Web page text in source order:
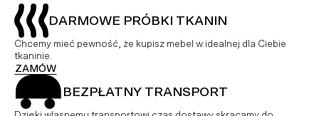
DARMOWE PRÓBKI TKANIN
Chcemy mieć pewność, że kupisz mebel w idealnej dla Ciebie
tkaninie.
ZAMÓW
BEZPŁATNY TRANSPORT